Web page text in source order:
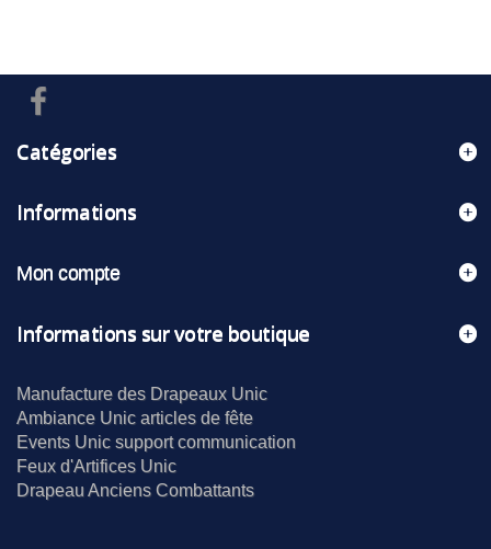
Catégories
Informations
Mon compte
Informations sur votre boutique
Manufacture des Drapeaux Unic
Ambiance Unic articles de fête
Events Unic support communication
Feux d'Artifices Unic
Drapeau Anciens Combattants